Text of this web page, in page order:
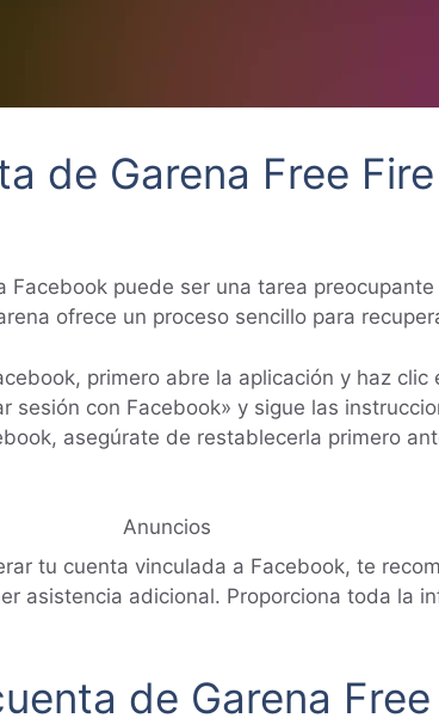
de Garena Free
Facebook puede ser una tarea
ofrece un proceso sencillo para
primero abre la aplicación y haz
sesión con Facebook» y sigue las
asegúrate de restablecerla primero
Anuncios
tu cuenta vinculada a Facebook, te
asistencia adicional. Proporciona toda la
de Garena